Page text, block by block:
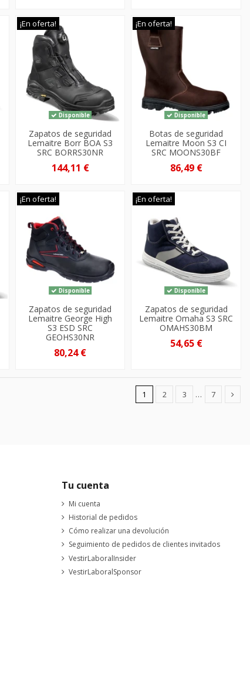
¡En oferta!
Disponible
Zapatos de seguridad
Lemaitre Borr BOA S3
SRC BORRS30NR
144,11 €
¡En oferta!
Disponible
Botas de seguridad
Lemaitre Moon S3 CI
SRC MOONS30BF
86,49 €
¡En oferta!
Disponible
Zapatos de seguridad
Lemaitre George High
S3 ESD SRC
GEOHS30NR
80,24 €
¡En oferta!
Disponible
Zapatos de seguridad
Lemaitre Omaha S3 SRC
OMAHS30BM
54,65 €
1 2 3 … 7
Tu cuenta
Mi cuenta
Historial de pedidos
Cómo realizar una devolución
Seguimiento de pedidos de clientes invitados
VestirLaboralInsider
VestirLaboralSponsor